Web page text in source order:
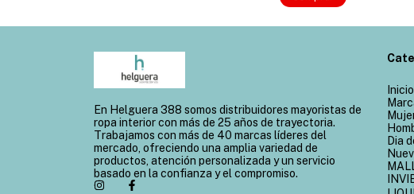
En Helguera 388 somos distribuidores mayoristas de
ropa interior con más de 25 años de trayectoria.
Trabajamos con más de 40 marcas líderes del
mercado, ofreciendo una amplia variedad de
productos, atención personalizada y un servicio
basado en la confianza y el compromiso.
Inicio
Dia